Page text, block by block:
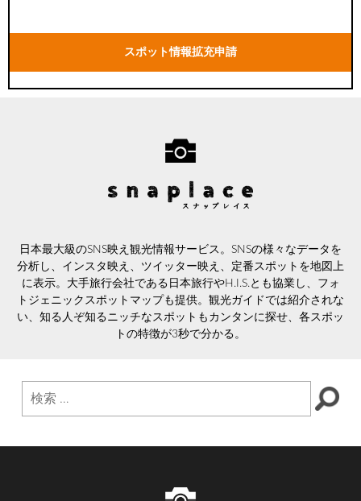
スポット情報拡充申請
日本最大級のSNS映え観光情報サービス。SNSの様々なデータを
分析し、インスタ映え、ツイッター映え、定番スポットを地図上
に表示。大手旅行会社である日本旅行やH.I.S.とも協業し、フォ
トジェニックスポットマップも提供。観光ガイドでは紹介されな
い、知る人ぞ知るニッチなスポットもカンタンに探せ、各スポッ
トの特徴が3秒で分かる。